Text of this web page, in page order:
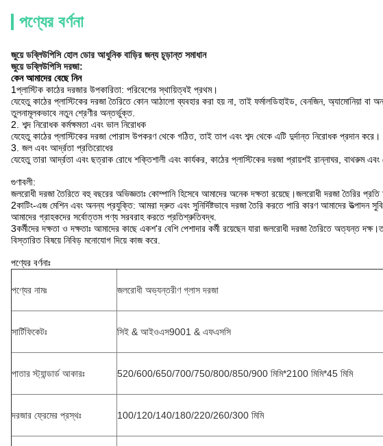
পণ্যের বর্ণনা
জুয়ে ডব্লিউপিসি হোল ডোর আধুনিক বাড়ির জন্য চূড়ান্ত সমাধান
জুয়ে ডব্লিউপিসি দরজা:
কেন আমাদের বেছে নিন
1প্লাস্টিক কাঠের দরজার উপকারিতা: পরিবেশের স্থায়িত্বই প্রথম।
যেহেতু কাঠের প্লাস্টিকের দরজা তৈরিতে কোন আঠালো ব্যবহার করা হয় না, তাই ফর্মালডিহাইড, বেনজিন, অ্যামোনিয়া
তুলনামূলকভাবে নতুন শ্রেণীর অন্তর্ভুক্ত.
2. শব্দ নিরোধক কর্মক্ষমতা এবং ভাল নিরোধক
যেহেতু কাঠের প্লাস্টিকের দরজা পোরাস উপকরণ থেকে গঠিত, তাই তাপ এবং শব্দ থেকে এটি দুর্দান্ত নিরোধক প্রদান করে।
3. জল এবং আর্দ্রতা প্রতিরোধের
যেহেতু তারা আর্দ্রতা এবং ছত্রাক রোধে শক্তিশালী এবং কার্যকর, কাঠের প্লাস্টিকের দরজা প্রায়শই রান্নাঘর, বাথরুম
গুণাবলী:
জলরোধী দরজা তৈরিতে বহু বছরের অভিজ্ঞতাঃ কোম্পানি হিসেবে আমাদের অনেক দক্ষতা রয়েছে।জলরোধী দরজা তৈরির
2কাটিং-এজ মেশিন এবং অনন্য প্রযুক্তি: আমরা দ্রুত এবং সুনির্দিষ্টভাবে দরজা তৈরি করতে পারি কারণ আমাদের
আমাদের গ্রাহকদের সর্বোত্তম পণ্য সরবরাহ করতে প্রতিশ্রুতিবদ্ধ.
3কর্মীদের দক্ষতা ও দক্ষতাঃ আমাদের কাছে একশ'র বেশি পেশাদার কর্মী রয়েছেন যারা জলরোধী দরজা তৈরিতে অত্যন্ত
বিস্তারিত বিষয়ে নিবিড় মনোযোগ দিয়ে কাজ করে.
পণ্যের বর্ণনাঃ
পণ্যের নামঃ জলরোধী অভ্যন্তরীণ গ্লাস দরজা
সার্টিফিকেটঃ সিই & আইওএস9001 & এফএসসি
পাতার স্ট্যান্ডার্ড আকারঃ 520/600/650/700/750/800/850/900 মিমি*2100 মিমি*45 মিমি
দরজার ফ্রেমের প্রস্থঃ 100/120/140/180/220/260/300 মিমি